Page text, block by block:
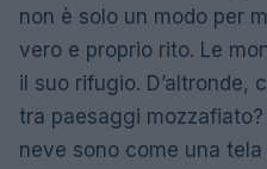
non è solo un modo per
vero e proprio rito. Le
il suo rifugio. D’altronde,
tra paesaggi
neve sono come una